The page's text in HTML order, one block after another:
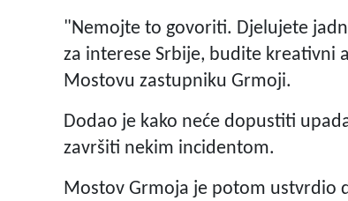
"Nemojte to govoriti. Djelujete
za interese Srbije, budite kreativni
Mostovu zastupniku Grmoji.
Dodao je kako neće dopustiti
završiti nekim incidentom.
Mostov Grmoja je potom ustvrdio